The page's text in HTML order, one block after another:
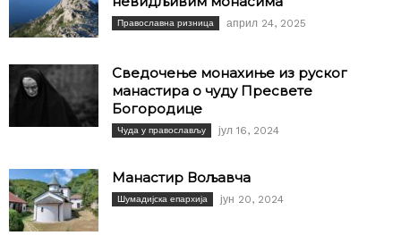
Православна ризница април 24, 2025
Сведочење монахиње из руског
манастира о чуду Пресвете
Богородице
Чуда у православљу јул 16, 2024
Манастир Вољавча
Шумадијска епархија јун 20, 2024